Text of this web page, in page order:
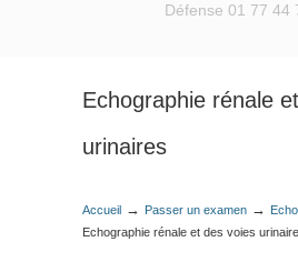
Défense 01 77 44
Echographie rénale
urinaires
Accueil → Passer un examen →
Echographie rénale et des voies